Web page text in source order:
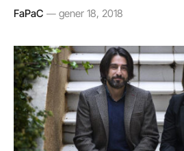
FaPaC gener 18, 2018